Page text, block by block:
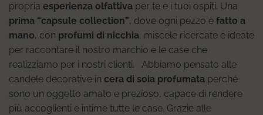
propria esperienza olfattiva per te e i tuoi ospiti. Una
prima “capsule collection”, dove ogni pezzo è fatto a
mano, con profumi di nicchia, miscele ricercate e ideate
per raccontare il nostro marchio e le case che
realizziamo per i nostri clienti. Abbiamo pensato alle
candele decorative in cera di soia profumata perché
sono un oggetto amato e prezioso, capace di rendere
più accoglienti e intime tutte le case. Grazie alle